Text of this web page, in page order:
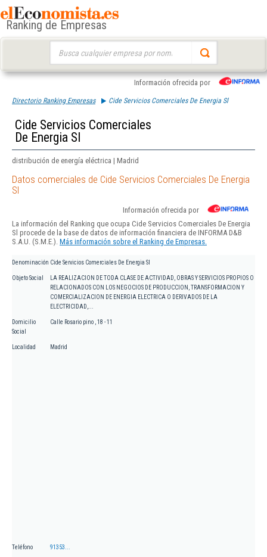
Ranking de Empresas
Información ofrecida por
Directorio Ranking Empresas Cide Servicios Comerciales De Energia Sl
Cide Servicios Comerciales
De Energia Sl
distribución de energía eléctrica | Madrid
Datos comerciales de Cide Servicios Comerciales De Energia
Sl
Información ofrecida por
La información del Ranking que ocupa Cide Servicios Comerciales De Energia
Sl procede de la base de datos de información financiera de INFORMA D&B
S.A.U. (S.M.E.). Más información sobre el Ranking de Empresas.
Denominación Cide Servicios Comerciales De Energia Sl
Objeto Social
LA REALIZACION DE TODA CLASE DE ACTIVIDAD, OBRAS Y SERVICIOS PROPIOS O
RELACIONADOS CON LOS NEGOCIOS DE PRODUCCION, TRANSFORMACION Y
COMERCIALIZACION DE ENERGIA ELECTRICA O DERIVADOS DE LA
ELECTRICIDAD,...
Domicilio
Social
Calle Rosario pino , 18 - 11
Localidad Madrid
Teléfono 91353...